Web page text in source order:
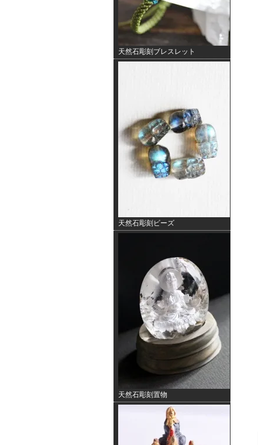
天然石彫刻ブレスレット
天然石彫刻ビーズ
天然石彫刻置物